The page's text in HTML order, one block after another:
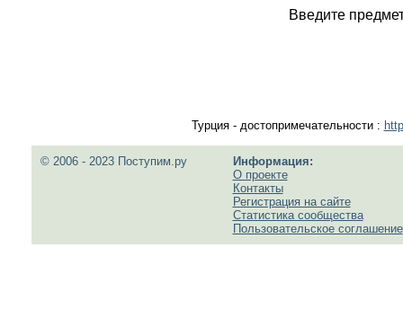
Введите
Турция - достопримечательности :
© 2006 - 2023 Поступим.ру
Информация:
О проекте
Контакты
Регистрация на сайте
Статистика сообщества
Пользовательское соглашение